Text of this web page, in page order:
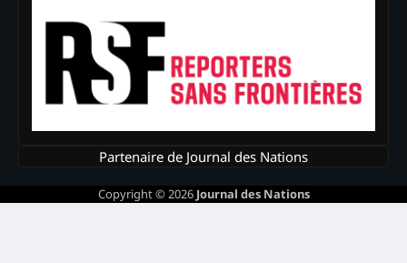
Partenaire de Journal des Nations
Copyright © 2026 Journal des Nations